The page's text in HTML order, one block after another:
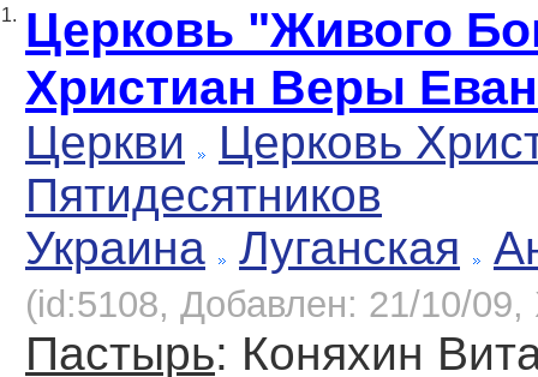
1. Церковь "Живого
Христиан Веры
Церкви
Церковь
Пятидесятников
Украина
Луганская
(id:5108, Добавлен: 21/10/09,
Пастырь: Коняхин